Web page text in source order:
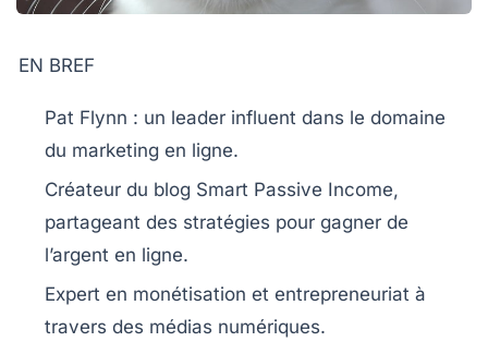
EN BREF
Pat Flynn : un leader influent dans le domaine
du marketing en ligne.
Créateur du blog Smart Passive Income,
partageant des stratégies pour gagner de
l’argent en ligne.
Expert en monétisation et entrepreneuriat à
travers des médias numériques.